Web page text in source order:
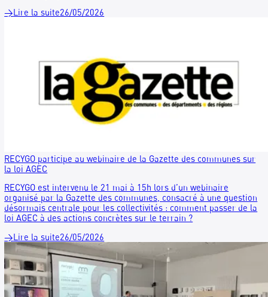
CITEO : un soutien financier pour équiper les communes en
AGEC tout en maîtrisant votre budget ? Grâce à l'appel à
CITEO, bénéficiez d'un soutien financier pour déployer le tri
foyer. Equipements éligibles, calendrier 2026, rôle de
on vous explique tout.
→ Lire la suite26/05/2026